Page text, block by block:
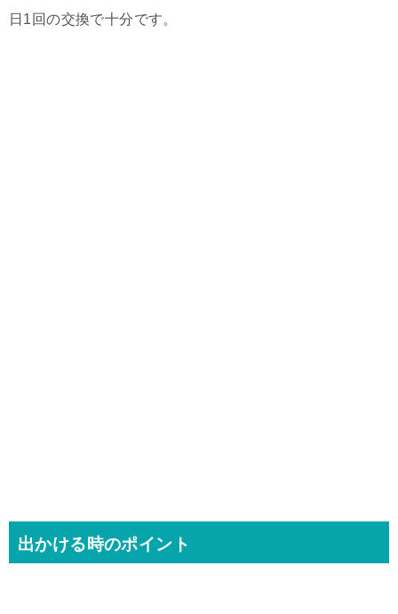
日1回の交換で十分です。
出かける時のポイント